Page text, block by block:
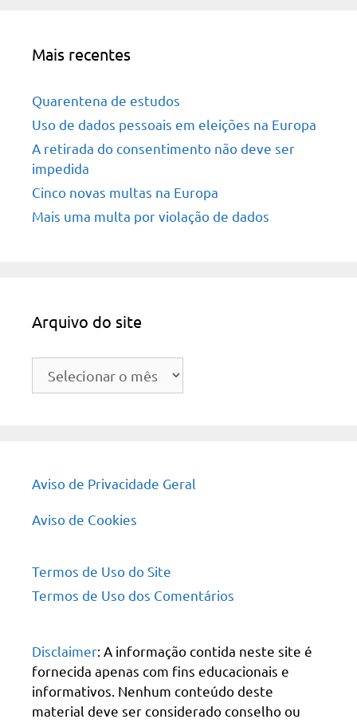
Mais recentes
Quarentena de estudos
Uso de dados pessoais em eleições na Europa
A retirada do consentimento não deve ser
impedida
Cinco novas multas na Europa
Mais uma multa por violação de dados
Arquivo do site
Arquivo
Aviso de Privacidade Geral
Aviso de Cookies
Termos de Uso do Site
Termos de Uso dos Comentários
Disclaimer: A informação contida neste site é
fornecida apenas com fins educacionais e
informativos. Nenhum conteúdo deste
material deve ser considerado conselho ou